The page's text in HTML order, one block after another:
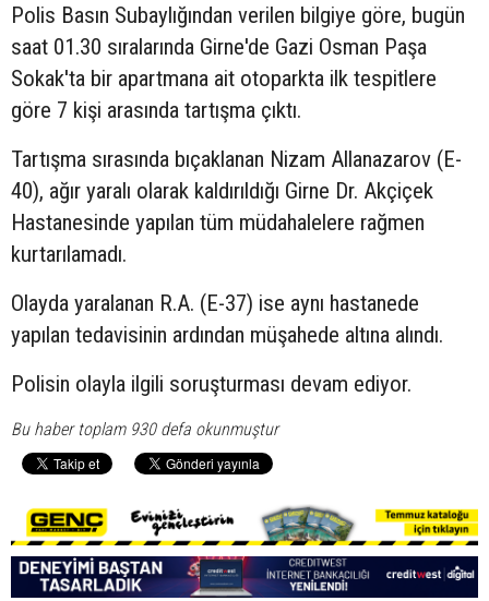
Polis Basın Subaylığından verilen bilgiye göre, bugün
saat 01.30 sıralarında Girne'de Gazi Osman Paşa
Sokak'ta bir apartmana ait otoparkta ilk tespitlere
göre 7 kişi arasında tartışma çıktı.
Tartışma sırasında bıçaklanan Nizam Allanazarov (E-
40), ağır yaralı olarak kaldırıldığı Girne Dr. Akçiçek
Hastanesinde yapılan tüm müdahalelere rağmen
kurtarılamadı.
Olayda yaralanan R.A. (E-37) ise aynı hastanede
yapılan tedavisinin ardından müşahede altına alındı.
Polisin olayla ilgili soruşturması devam ediyor.
Bu haber toplam 930 defa okunmuştur